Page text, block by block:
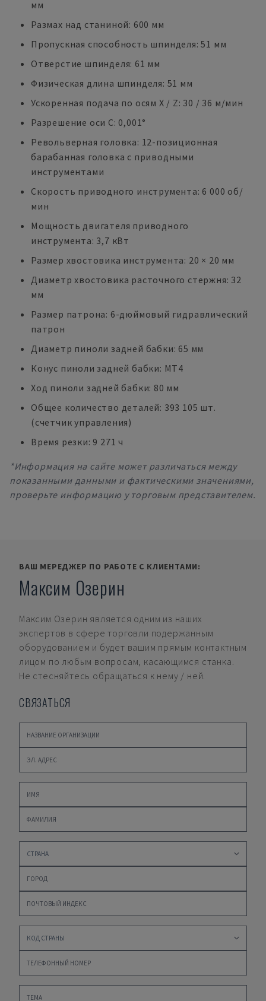
мм
Размах над станиной: 600 мм
Пропускная способность шпинделя: 51 мм
Отверстие шпинделя: 61 мм
Физическая длина шпинделя: 51 мм
Ускоренная подача по осям X / Z: 30 / 36 м/мин
Разрешение оси C: 0,001°
Револьверная головка: 12-позиционная
барабанная головка с приводными
инструментами
Скорость приводного инструмента: 6 000 об/
мин
Мощность двигателя приводного
инструмента: 3,7 кВт
Размер хвостовика инструмента: 20 × 20 мм
Диаметр хвостовика расточного стержня: 32
мм
Размер патрона: 6-дюймовый гидравлический
патрон
Диаметр пиноли задней бабки: 65 мм
Конус пиноли задней бабки: MT4
Ход пиноли задней бабки: 80 мм
Общее количество деталей: 393 105 шт.
(счетчик управления)
Время резки: 9 271 ч
*Информация на сайте может различаться между
показанными данными и фактическими значениями,
проверьте информацию у торговым представителем.
ВАШ МЕРЕДЖЕР ПО РАБОТЕ С КЛИЕНТАМИ:
Максим Озерин
Максим Озерин является одним из наших
экспертов в сфере торговли подержанным
оборудованием и будет вашим прямым контактным
лицом по любым вопросам, касающимся станка.
Не стесняйтесь обращаться к нему / ней.
СВЯЗАТЬСЯ